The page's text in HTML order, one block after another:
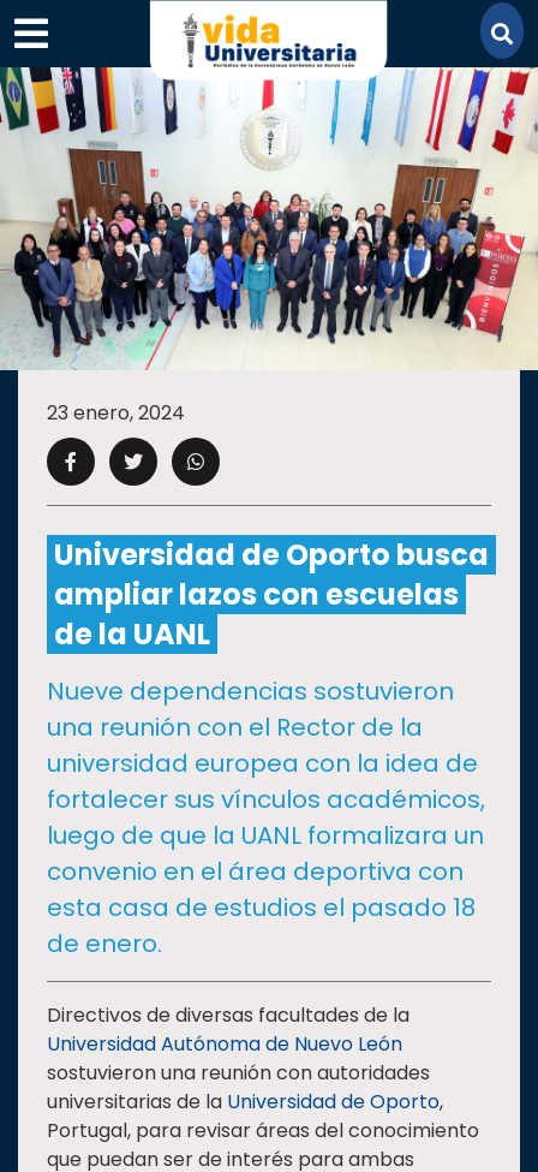
×
SECCIONES
ACADEMIA
CAMPUS UANL
CULTURA
DEPORTES
I+D+IEXPERTOS
SALUD
SUSTENTABILIDAD
Oferta
educativa
Estudiantes
Rectoría
23 enero, 2024
Universidad de Oporto busca
ampliar lazos con escuelas
de la UANL
Nueve dependencias sostuvieron
una reunión con el Rector de la
universidad europea con la idea de
fortalecer sus vínculos académicos,
luego de que la UANL formalizara un
convenio en el área deportiva con
esta casa de estudios el pasado 18
de enero.
Directivos de diversas facultades de la
Universidad Autónoma de Nuevo León
sostuvieron una reunión con autoridades
universitarias de la Universidad de Oporto,
Portugal, para revisar áreas del conocimiento
que puedan ser de interés para ambas